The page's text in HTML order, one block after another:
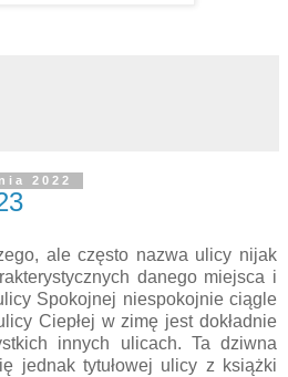
2022
ale często nazwa ulicy nijak
danego miejsca i
Spokojnej niespokojnie ciągle
Ciepłej w zimę jest dokładnie
innych ulicach. Ta dziwna
jednak tytułowej ulicy z książki